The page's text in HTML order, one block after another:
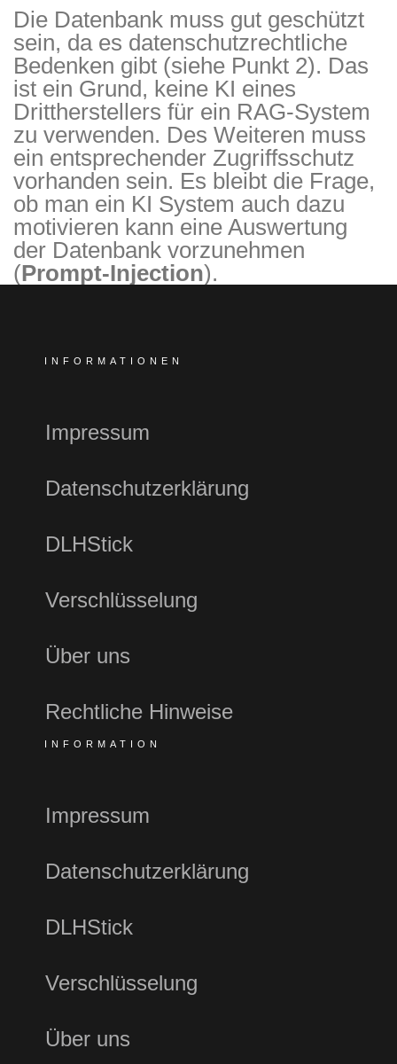
Die Datenbank muss gut geschützt
sein, da es datenschutzrechtliche
Bedenken gibt (siehe Punkt 2). Das
ist ein Grund, keine KI eines
Drittherstellers für ein RAG-System
zu verwenden. Des Weiteren muss
ein entsprechender Zugriffsschutz
vorhanden sein. Es bleibt die Frage,
ob man ein KI System auch dazu
motivieren kann eine Auswertung
der Datenbank vorzunehmen
(Prompt-Injection).
INFORMATIONEN
Impressum
Datenschutzerklärung
DLHStick
Verschlüsselung
Über uns
Rechtliche Hinweise
INFORMATION
Impressum
Datenschutzerklärung
DLHStick
Verschlüsselung
Über uns